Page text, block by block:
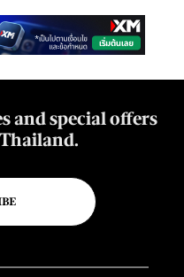
and special offers